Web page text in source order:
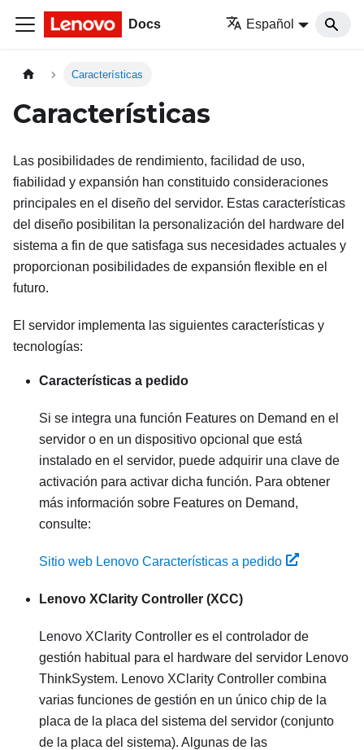
Docs Español
Características
Características
Las posibilidades de rendimiento, facilidad de uso,
fiabilidad y expansión han constituido consideraciones
principales en el diseño del servidor. Estas características
del diseño posibilitan la personalización del hardware del
sistema a fin de que satisfaga sus necesidades actuales y
proporcionan posibilidades de expansión flexible en el
futuro.
El servidor implementa las siguientes características y
tecnologías:
Características a pedido
Si se integra una función Features on Demand en el
servidor o en un dispositivo opcional que está
instalado en el servidor, puede adquirir una clave de
activación para activar dicha función. Para obtener
más información sobre Features on Demand,
consulte:
Sitio web Lenovo Características a pedido
Lenovo XClarity Controller (XCC)
Lenovo XClarity Controller es el controlador de
gestión habitual para el hardware del servidor Lenovo
ThinkSystem. Lenovo XClarity Controller combina
varias funciones de gestión en un único chip de la
placa de la placa del sistema del servidor (conjunto
de la placa del sistema). Algunas de las